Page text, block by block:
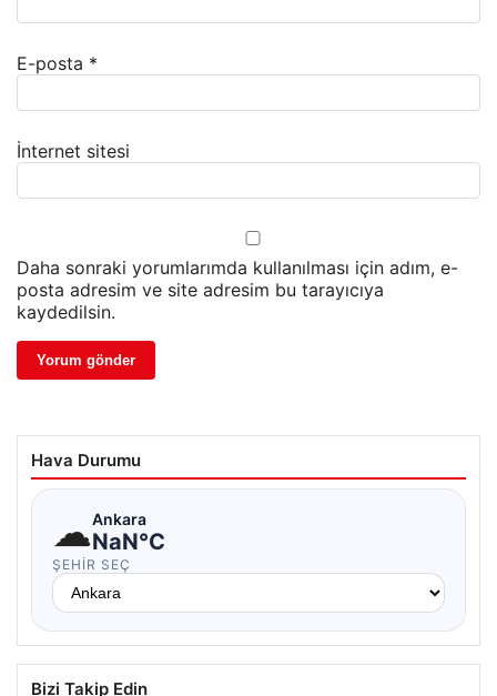
E-posta *
İnternet sitesi
Daha sonraki yorumlarımda kullanılması için adım, e-
posta adresim ve site adresim bu tarayıcıya
kaydedilsin.
Hava Durumu
☁Ankara
NaN°C
ŞEHIR SEÇ
Bizi Takip Edin